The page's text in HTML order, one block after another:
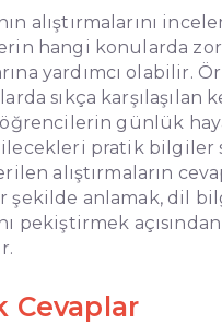
alıştırmalarını
hangi konularda
yardımcı olabilir.
sıkça karşılaşılan
günlük
pratik bilgiler
alıştırmaların
şekilde anlamak, dil
pekiştirmek
Cevaplar